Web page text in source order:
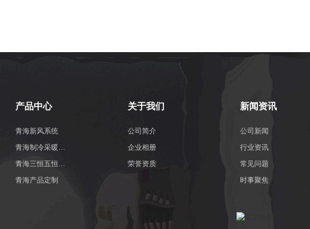
产品中心
青海新风系统
青海产品定制
关于我们
公司简介
企业相册
荣誉资质
新闻资讯
公司新闻
行业资讯
常见问题
时事聚焦